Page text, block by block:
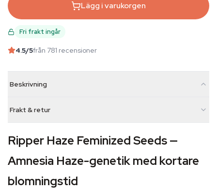
Lägg i varukorgen
Fri frakt ingår
4.5/5från 781 recensioner
Beskrivning
Frakt & retur
Ripper Haze Feminized Seeds —
Amnesia Haze-genetik med kortare
blomningstid